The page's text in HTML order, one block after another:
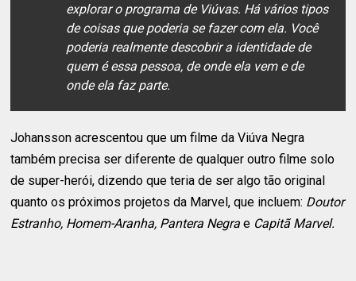
explorar o programa de Viúvas. Há vários tipos
de coisas que poderia se fazer com ela. Você
poderia realmente descobrir a identidade de
quem é essa pessoa, de onde ela vem e de
onde ela faz parte.
Johansson acrescentou que um filme da Viúva Negra
também precisa ser diferente de qualquer outro filme solo
de super-herói, dizendo que teria de ser algo tão original
quanto os próximos projetos da Marvel, que incluem: Doutor
Estranho, Homem-Aranha, Pantera Negra e Capitã Marvel.